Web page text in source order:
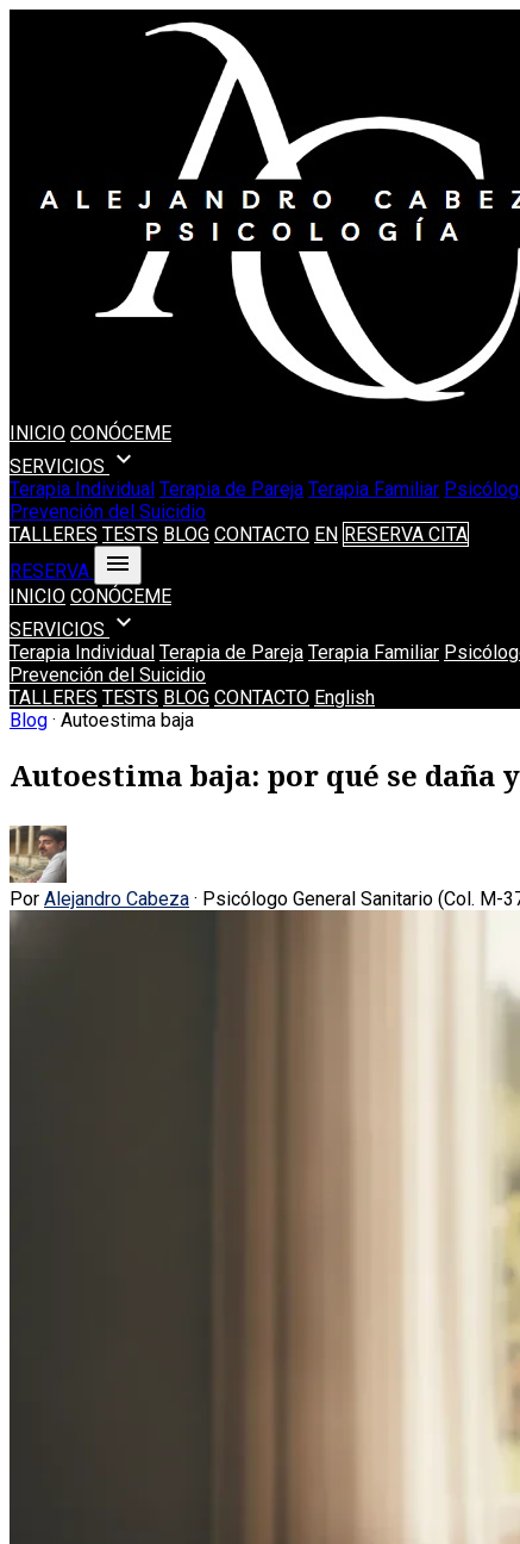
INICIO CONÓCEME
SERVICIOS expand_more
Terapia Individual Terapia de Pareja Terapia Familiar
Prevención del Suicidio
TALLERES TESTS BLOG CONTACTO EN RESERVA CITA
RESERVA
menu
INICIO CONÓCEME
SERVICIOS expand_more
Terapia Individual Terapia de Pareja Terapia Familiar
Prevención del Suicidio
TALLERES TESTS BLOG CONTACTO English
Blog · Autoestima baja
Autoestima baja: por qué se daña
Por Alejandro Cabeza · Psicólogo General Sanitario (Col. M-